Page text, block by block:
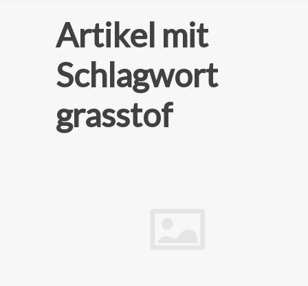
Artikel mit
Schlagwort
grasstof